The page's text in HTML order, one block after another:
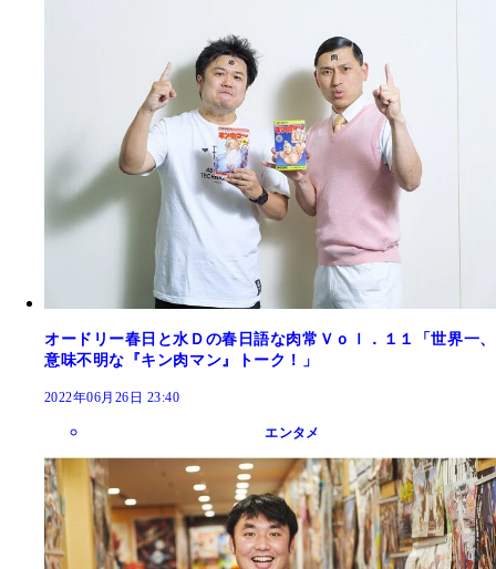
オードリー春日と水Ｄの春日語な肉常Ｖｏｌ．１１「世界一、
意味不明な『キン肉マン』トーク！」
2022年06月26日 23:40
エンタメ